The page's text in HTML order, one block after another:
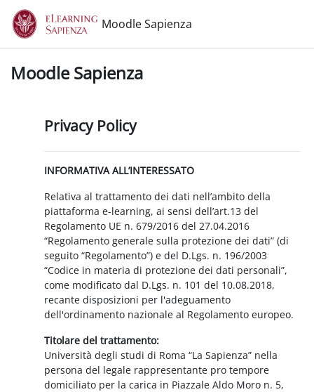
Vai al contenuto principale
Moodle Sapienza
Moodle Sapienza
Privacy Policy
INFORMATIVA ALL’INTERESSATO
Relativa al trattamento dei dati nell’ambito della
piattaforma e-learning, ai sensi dell’art.13 del
Regolamento UE n. 679/2016 del 27.04.2016
“Regolamento generale sulla protezione dei dati” (di
seguito “Regolamento”) e del D.Lgs. n. 196/2003
“Codice in materia di protezione dei dati personali”,
come modificato dal D.Lgs. n. 101 del 10.08.2018,
recante disposizioni per l'adeguamento
dell'ordinamento nazionale al Regolamento europeo.
Titolare del trattamento:
Università degli studi di Roma “La Sapienza” nella
persona del legale rappresentante pro tempore
domiciliato per la carica in Piazzale Aldo Moro n. 5,